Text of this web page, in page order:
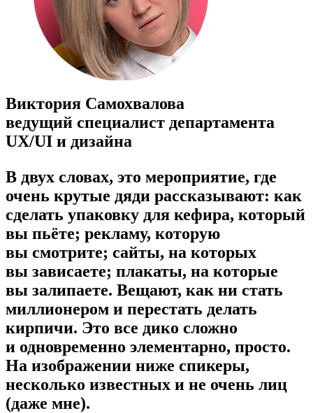
Виктория Самохвалова
ведущий специалист департамента
UX/UI и дизайна
В двух словах, это мероприятие, где
очень крутые дяди рассказывают: как
сделать упаковку для кефира, который
вы пьёте; рекламу, которую
вы смотрите; сайты, на которых
вы зависаете; плакаты, на которые
вы залипаете. Вещают, как ни стать
миллионером и перестать делать
кирпичи. Это все дико сложно
и одновременно элементарно, просто.
На изображении ниже спикеры,
несколько известных и не очень лиц
(даже мне).